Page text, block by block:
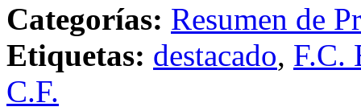
Categorías: Resumen de
Etiquetas: destacado, F.C.
C.F.